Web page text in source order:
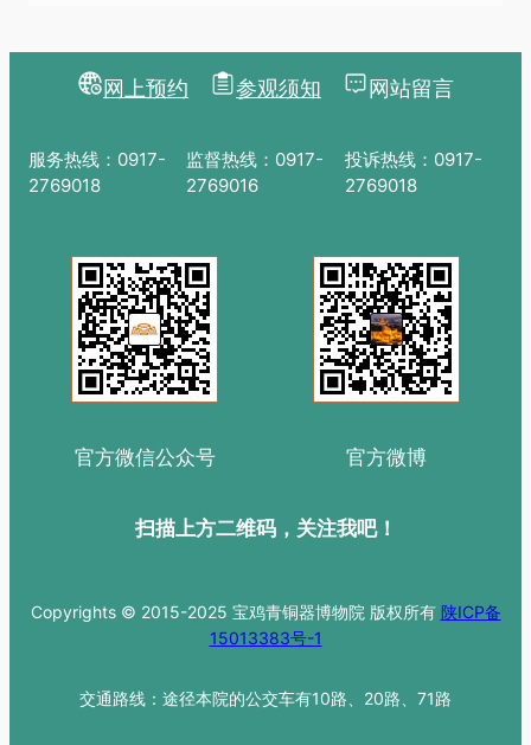
网上预约 参观须知 网站留言
服务热线：0917-
2769018
监督热线：0917-
2769016
投诉热线：0917-
2769018
官方微信公众号 官方微博
扫描上方二维码，关注我吧！
Copyrights © 2015-2025 宝鸡青铜器博物院 版权所有 陕ICP备
15013383号-1
交通路线：途径本院的公交车有10路、20路、71路